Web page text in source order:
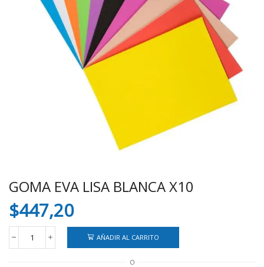
GOMA EVA LISA BLANCA X10
$447,20
GOMA
EVA
AÑADIR AL CARRITO
O